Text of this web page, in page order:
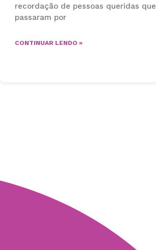
recordação de pessoas queridas que
passaram por
CONTINUAR LENDO »